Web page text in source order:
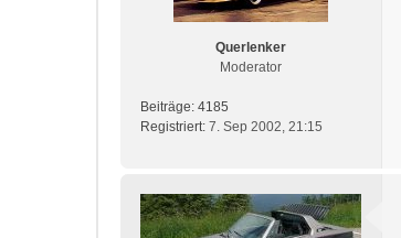
Querlenker
Moderator
Beiträge: 4185
Registriert: 7. Sep 2002, 21:15